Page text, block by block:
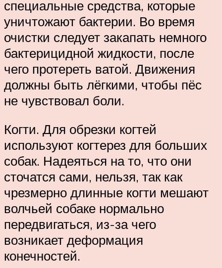
специальные средства, которые
уничтожают бактерии. Во время
очистки следует закапать немного
бактерицидной жидкости, после
чего протереть ватой. Движения
должны быть лёгкими, чтобы пёс
не чувствовал боли.
Когти. Для обрезки когтей
используют когтерез для больших
собак. Надеяться на то, что они
сточатся сами, нельзя, так как
чрезмерно длинные когти мешают
волчьей собаке нормально
передвигаться, из-за чего
возникает деформация
конечностей.